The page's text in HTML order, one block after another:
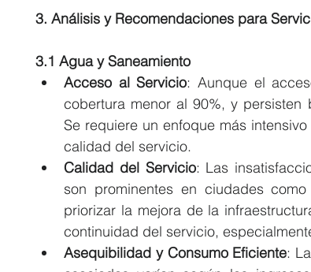
3. Análisis y Recomendaciones para
3.1 Agua y Saneamiento
Acceso al Servicio: Aunque el
cobertura menor al 90%, y persisten
Se requiere un enfoque más
calidad del servicio.
Calidad del Servicio: Las
son prominentes en ciudades
priorizar la mejora de la
continuidad del servicio,
Asequibilidad y Consumo Eficiente: